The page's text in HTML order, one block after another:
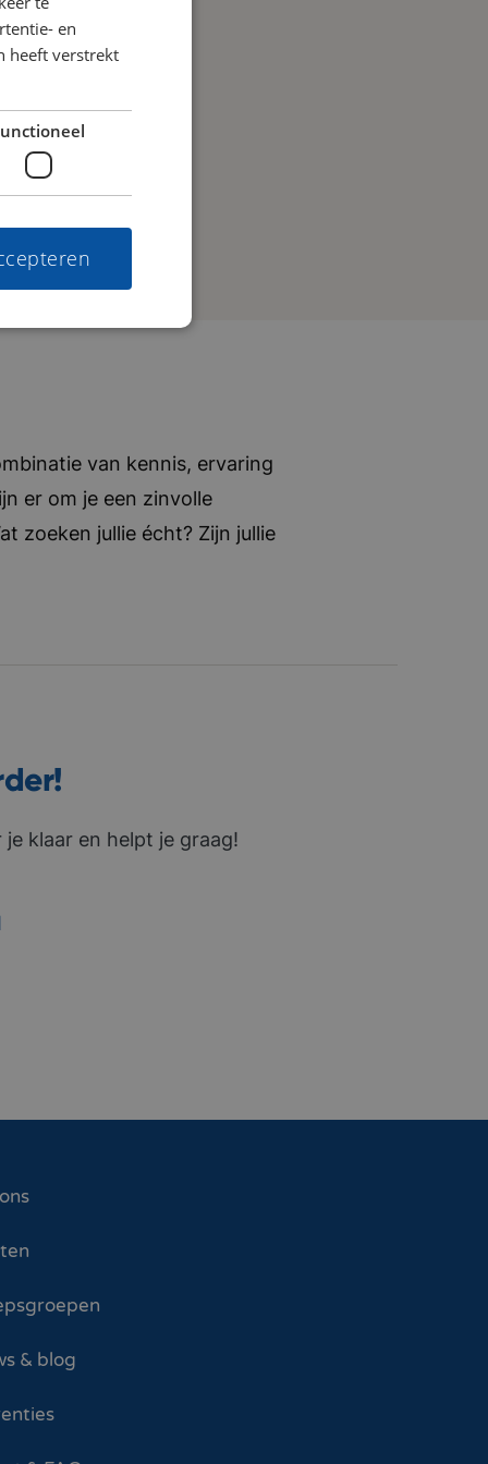
van kennis, ervaring
er om je een zinvolle
zoeken jullie écht? Zijn jullie
klaar en helpt je graag!
& blog
en
heeft verstrekt